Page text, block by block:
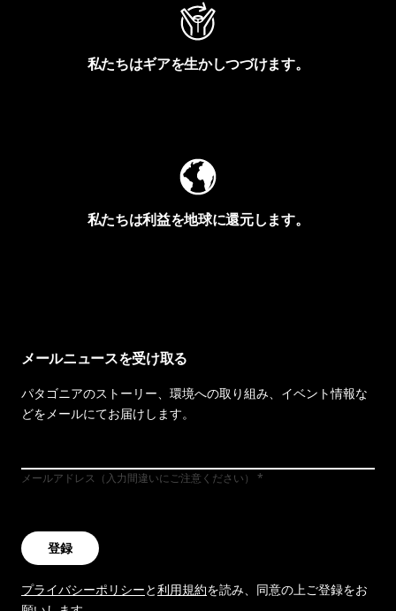
私たちはギアを生かしつづけます。
私たちは利益を地球に還元します。
メールニュースを受け取る
パタゴニアのストーリー、環境への取り組み、イベント情報な
どをメールにてお届けします。
メールアドレス（入力間違いにご注意ください）
登録
プライバシーポリシーと利用規約を読み、同意の上ご登録をお